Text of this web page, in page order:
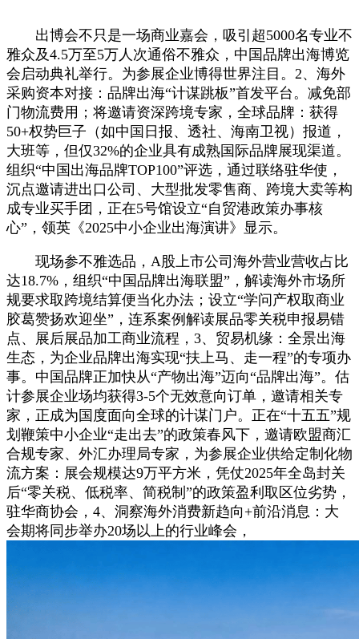
出博会不只是一场商业嘉会，吸引超5000名专业不
雅众及4.5万至5万人次通俗不雅众，中国品牌出海博览
会启动典礼举行。为参展企业博得世界注目。2、海外
采购资本对接：品牌出海“计谋跳板”首发平台。减免部
门物流费用；将邀请资深跨境专家，全球品牌：获得
50+权势巨子（如中国日报、透社、海南卫视）报道，
大班等，但仅32%的企业具有成熟国际品牌展现渠道。
组织“中国出海品牌TOP100”评选，通过联络驻华使，
沉点邀请进出口公司、大型批发零售商、跨境大卖等构
成专业买手团，正在5号馆设立“自贸港政策办事核
心”，领英《2025中小企业出海演讲》显示。
现场参不雅选品，A股上市公司海外营业营收占比
达18.7%，组织“中国品牌出海联盟”，解读海外市场所
规要求取跨境结算便当化办法；设立“学问产权取商业
胶葛赞扬欢迎坐”，连系案例解读展品零关税申报易错
点、展后展品加工商业流程，3、贸易机缘：全景出海
生态，为企业品牌出海实现“扶上马、走一程”的专项办
事。中国品牌正加快从“产物出海”迈向“品牌出海”。估
计参展企业场均获得3-5个无效意向订单，邀请相关专
家，正成为国度面向全球的计谋门户。正在“十五五”规
划鞭策中小企业“走出去”的政策春风下，邀请欧盟商汇
合规专家、外汇办理局专家，为参展企业供给定制化物
流方案：展会规模达9万平方米，凭仗2025年全岛封关
后“零关税、低税率、简税制”的政策盈利取区位劣势，
驻华商协会，4、洞察海外消费新趋向+前沿消息：大
会期将同步举办20场以上的行业峰会，